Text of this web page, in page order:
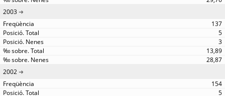
2003
137
5
3
13,89
28,87
2002
154
5